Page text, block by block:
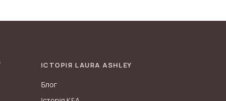
ІСТОРІЯ LAURA ASHLEY
Блог